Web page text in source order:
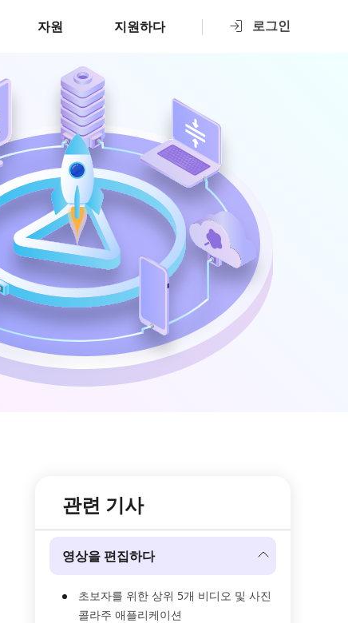
로그인
자원 지원하다
관련 기사
영상을 편집하다
초보자를 위한 상위 5개 비디오 및 사진
콜라주 애플리케이션